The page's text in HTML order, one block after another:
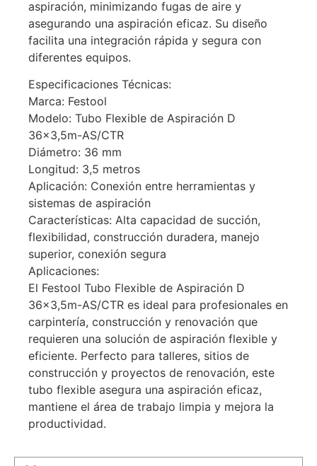
aspiración, minimizando fugas de aire y
asegurando una aspiración eficaz. Su diseño
facilita una integración rápida y segura con
diferentes equipos.
Especificaciones Técnicas:
Marca: Festool
Modelo: Tubo Flexible de Aspiración D
36×3,5m-AS/CTR
Diámetro: 36 mm
Longitud: 3,5 metros
Aplicación: Conexión entre herramientas y
sistemas de aspiración
Características: Alta capacidad de succión,
flexibilidad, construcción duradera, manejo
superior, conexión segura
Aplicaciones:
El Festool Tubo Flexible de Aspiración D
36×3,5m-AS/CTR es ideal para profesionales en
carpintería, construcción y renovación que
requieren una solución de aspiración flexible y
eficiente. Perfecto para talleres, sitios de
construcción y proyectos de renovación, este
tubo flexible asegura una aspiración eficaz,
mantiene el área de trabajo limpia y mejora la
productividad.